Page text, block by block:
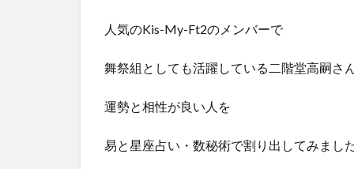
人気のKis-My-Ft2のメンバーで
舞祭組としても活躍している二階堂高嗣さ
運勢と相性が良い人を
易と星座占い・数秘術で割り出してみました